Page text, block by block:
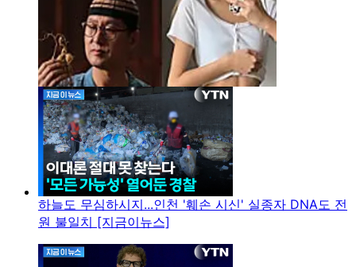
하늘도 무심하시지...인천 '훼손 시신' 실종자 DNA도 전
원 불일치 [지금이뉴스]